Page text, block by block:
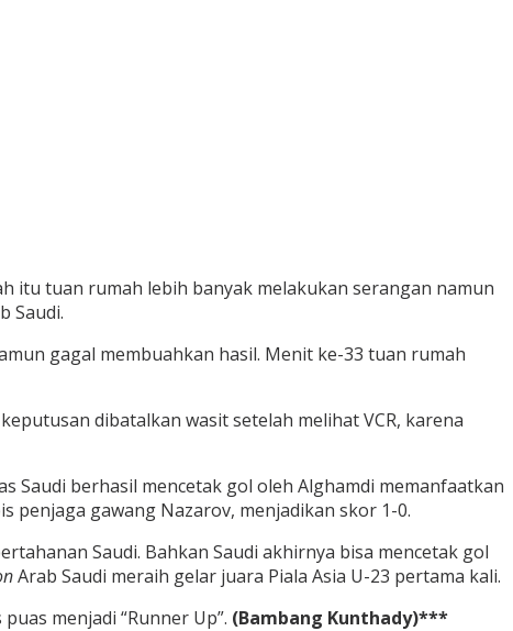
itu tuan rumah lebih banyak melakukan serangan namun
Saudi.
gagal membuahkan hasil. Menit ke-33 tuan rumah
dibatalkan wasit setelah melihat VCR, karena
Saudi berhasil mencetak gol oleh Alghamdi memanfaatkan
penjaga gawang Nazarov, menjadikan skor 1-0.
Saudi. Bahkan Saudi akhirnya bisa mencetak gol
Arab Saudi meraih gelar juara Piala Asia U-23 pertama kali.
menjadi “Runner Up”. (Bambang Kunthady)***